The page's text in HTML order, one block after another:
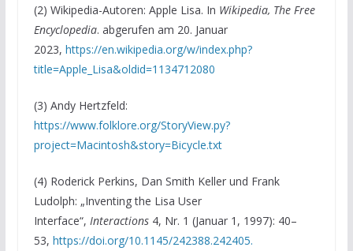
(2) Wikipedia-Autoren: Apple Lisa. In Wikipedia, The Free
Encyclopedia. abgerufen am 20. Januar
2023, https://en.wikipedia.org/w/index.php?
title=Apple_Lisa&oldid=1134712080
(3) Andy Hertzfeld:
https://www.folklore.org/StoryView.py?
project=Macintosh&story=Bicycle.txt
(4) Roderick Perkins, Dan Smith Keller und Frank
Ludolph: „Inventing the Lisa User
Interface“, Interactions4, Nr. 1 (Januar 1, 1997): 40–
53, https://doi.org/10.1145/242388.242405.